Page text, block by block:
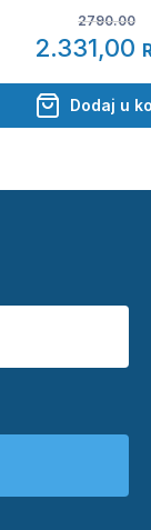
2790.00
2.331,00
Dodaj u